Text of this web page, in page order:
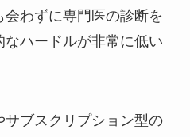
わずに専門医の診断を
ハードルが非常に低い
ブスクリプション型の